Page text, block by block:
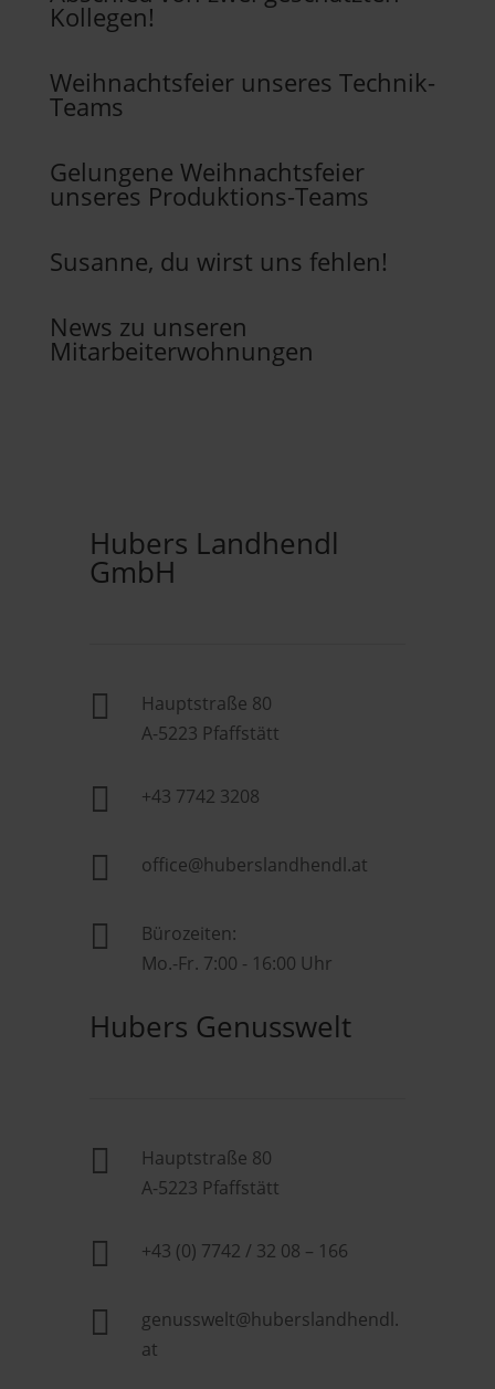
Kollegen!
Weihnachtsfeier unseres Technik-
Teams
Gelungene Weihnachtsfeier
unseres Produktions-Teams
Susanne, du wirst uns fehlen!
News zu unseren
Mitarbeiterwohnungen
Hubers Landhendl
GmbH

Hauptstraße 80
A-5223 Pfaffstätt
 +43 7742 3208
 office@huberslandhendl.at

Bürozeiten:
Mo.-Fr. 7:00 - 16:00 Uhr
Hubers Genusswelt

Hauptstraße 80
A-5223 Pfaffstätt
 +43 (0) 7742 / 32 08 – 166

genusswelt@huberslandhendl.
at